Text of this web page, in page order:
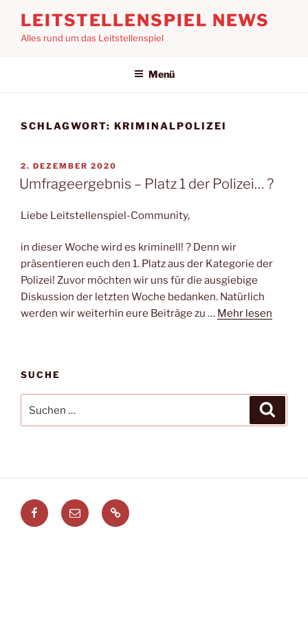
Inhalt
springen
LEITSTELLENSPIEL NEWS
Alles rund um das Leitstellenspiel
Menü
SCHLAGWORT: KRIMINALPOLIZEI
VERÖFFENTLICHT
AM
2. DEZEMBER 2020
Umfrageergebnis – Platz 1 der Polizei… ?
Liebe Leitstellenspiel-Community,
in dieser Woche wird es kriminell! ? Denn wir
präsentieren euch den 1. Platz aus der Kategorie der
Polizei! Zuvor möchten wir uns für die ausgiebige
Diskussion der letzten Woche bedanken. Natürlich
werden wir weiterhin eure Beiträge zu … Mehr lesen
SUCHE
nach:
Facebook
E-
Mail
Leitstellenspiel.de